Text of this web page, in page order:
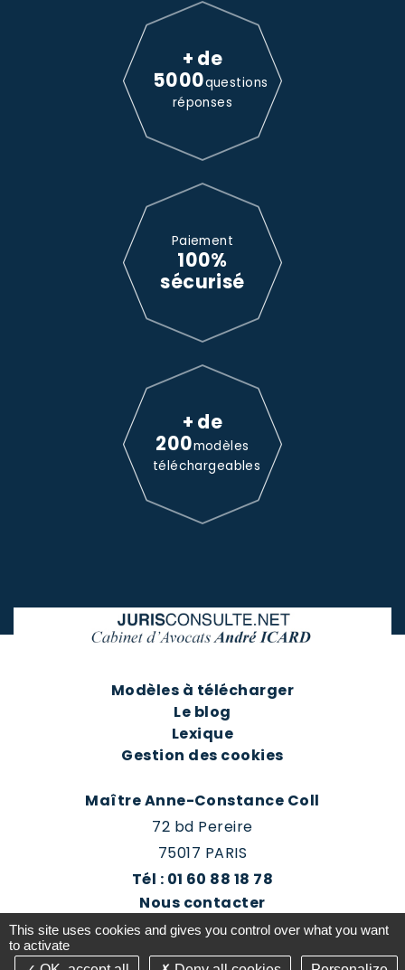
+ de
5000questions
réponses
Paiement
100%
sécurisé
+ de
200modèles
téléchargeables
Modèles à télécharger
Le blog
Lexique
Gestion des cookies
Maître Anne-Constance Coll
72 bd Pereire
75017 PARIS
Tél : 01 60 88 18 78
Nous contacter
Prendre rendez-vous
This site uses cookies and gives you control over what you want
to activate